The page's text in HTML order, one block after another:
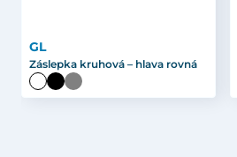
GL
Záslepka kruhová – hlava rovná